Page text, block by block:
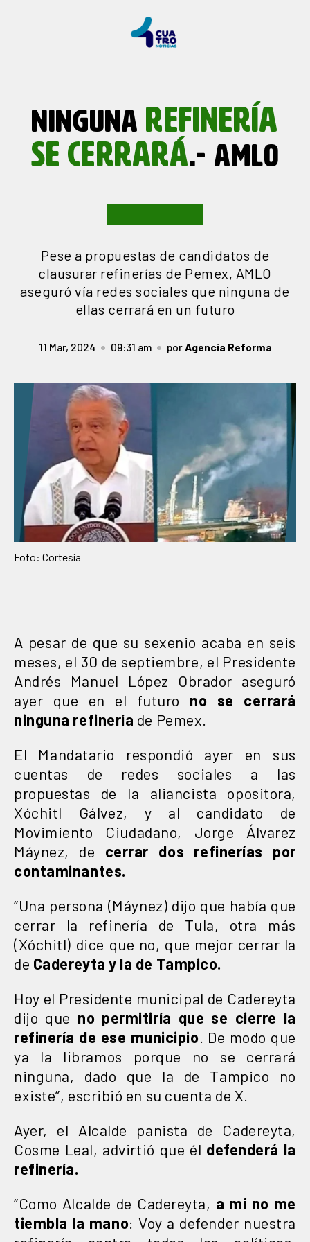
NINGUNA REFINERÍA
SE CERRARÁ.- AMLO
Pese a propuestas de candidatos de
clausurar refinerías de Pemex, AMLO
aseguró vía redes sociales que ninguna de
ellas cerrará en un futuro
11 Mar, 2024 09:31 am porAgencia Reforma
Foto: Cortesía
A pesar de que su sexenio acaba en seis
meses, el 30 de septiembre, el Presidente
Andrés Manuel López Obrador aseguró
ayer que en el futuro no se cerrará
ninguna refinería de Pemex.
El Mandatario respondió ayer en sus
cuentas de redes sociales a las
propuestas de la aliancista opositora,
Xóchitl Gálvez, y al candidato de
Movimiento Ciudadano, Jorge Álvarez
Máynez, de cerrar dos refinerías por
contaminantes.
“Una persona (Máynez) dijo que había que
cerrar la refinería de Tula, otra más
(Xóchitl) dice que no, que mejor cerrar la
de Cadereyta y la de Tampico.
Hoy el Presidente municipal de Cadereyta
dijo que no permitiría que se cierre la
refinería de ese municipio . De modo que
ya la libramos porque no se cerrará
ninguna, dado que la de Tampico no
existe”, escribió en su cuenta de X.
Ayer, el Alcalde panista de Cadereyta,
Cosme Leal, advirtió que él defenderá la
refinería.
“Como Alcalde de Cadereyta, a mí no me
tiembla la mano: Voy a defender nuestra